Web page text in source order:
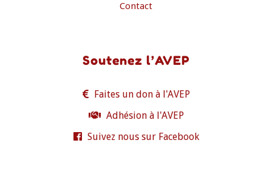
Contact
Soutenez l’AVEP
Faites un don à l'AVEP
Adhésion à l'AVEP
Suivez nous sur Facebook